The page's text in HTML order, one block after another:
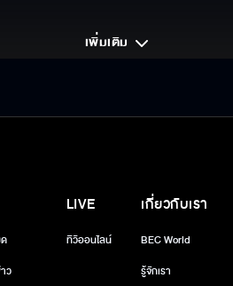
เพิ่มเติม
ว
LIVE
ทีวีออนไลน์
เกี่ยวกับเรา
BEC World
รู้จักเรา